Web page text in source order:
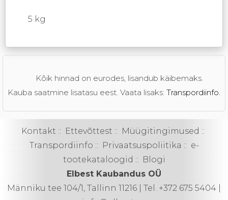
5 kg
Kõik hinnad on eurodes, lisandub käibemaks.
Kauba saatmine lisatasu eest. Vaata lisaks: Transpordiinfo.
Kontakt :: Ettevõttest :: Müügitingimused ::
Transpordiinfo :: Privaatsuspoliitika :: e-
tootekataloogid :: Blogi
Elbest Kaubandus OÜ
Männiku tee 104/1, Tallinn 11216 | Tel. +372 675 5404 |